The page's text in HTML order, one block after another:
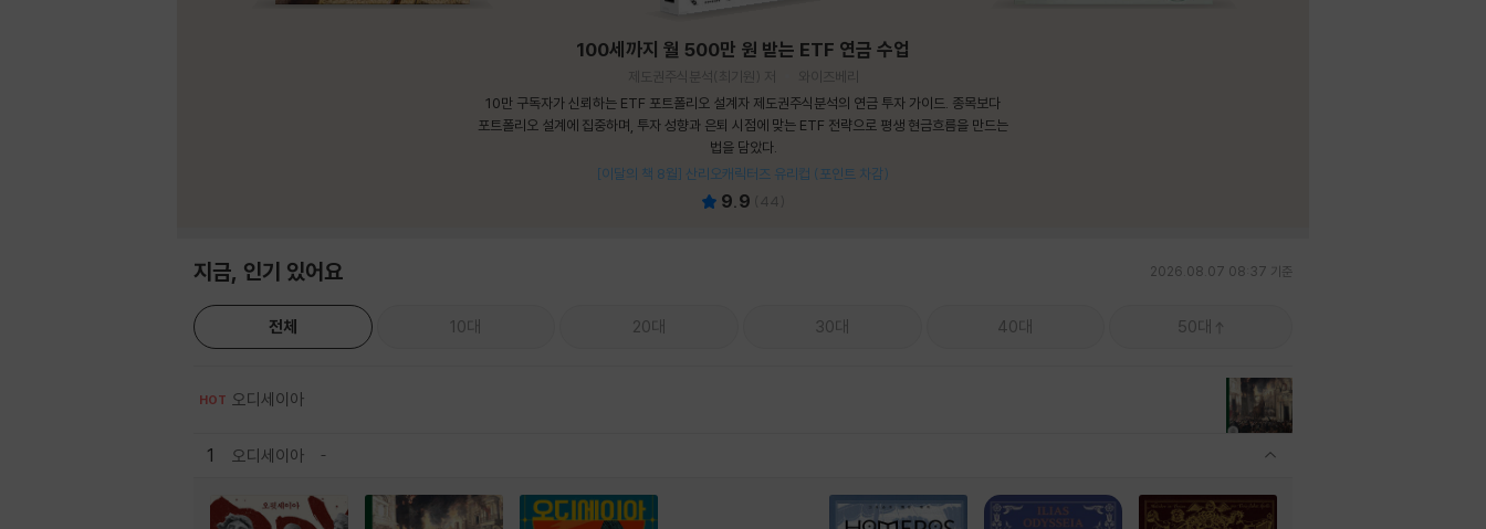
100세까지 월 500만 원 받는 ETF 연금 수업
제도권주식분석(최기원) 저
와이즈베리
10만 구독자가 신뢰하는 ETF 포트폴리오 설계자 제도권주식분석의 연금 투자 가이드. 종목보다
포트폴리오 설계에 집중하며, 투자 성향과 은퇴 시점에 맞는 ETF 전략으로 평생 현금흐름을 만드는
법을 담았다.
[이달의 책 8월] 산리오캐릭터즈 유리컵 (포인트 차감)
9.9 44
지금, 인기 있어요 2026.08.07 08:37 기준
전체 10대 20대 30대 40대 50대
HOT 오디세이아
1 오디세이아